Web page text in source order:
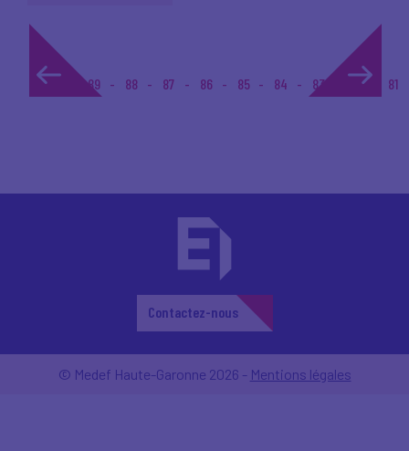
1... 89 88 87 86 85 84 83 82 81
Contactez-nous
© Medef Haute-Garonne 2026 - Mentions légales